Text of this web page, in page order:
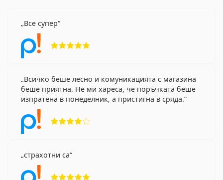
Все супер
Всичко беше лесно и комуникацията с магазина
беше приятна. Не ми хареса, че поръчката беше
изпратена в понеделник, а пристигна в сряда.
страхотни са